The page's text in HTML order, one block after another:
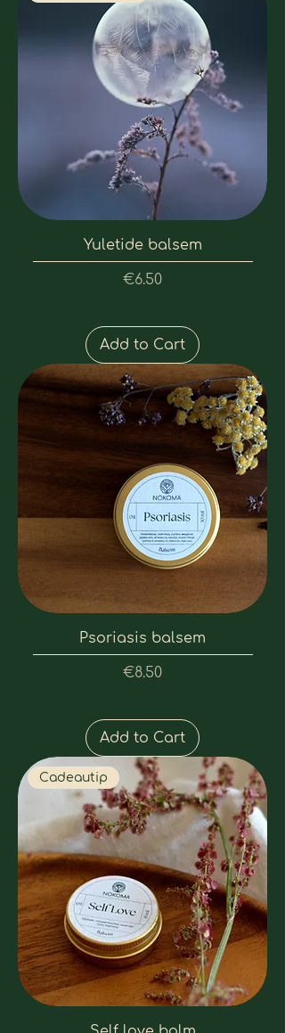
Yuletide balsem
Price
€6.50
Add to Cart
Psoriasis balsem
Price
€8.50
Add to Cart
Cadeautip